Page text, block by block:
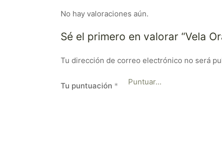
No hay valoraciones aún.
Sé el primero en valorar “Vela
Tu dirección de correo electrónico no será
Tu puntuación *